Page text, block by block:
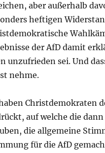
aber außerhalb
heftigen
der AfD damit
unzufrieden sei. Und
nehme.
Christdemokraten
auf welche die
die allgemeine
für die AfD